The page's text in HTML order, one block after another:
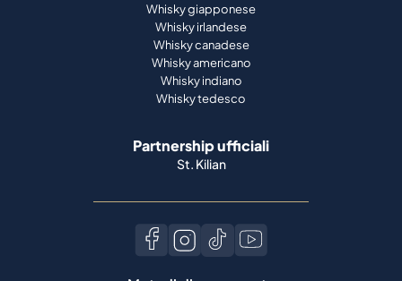
Whisky giapponese
Whisky irlandese
Whisky canadese
Whisky americano
Whisky indiano
Whisky tedesco
Partnership ufficiali
St. Kilian